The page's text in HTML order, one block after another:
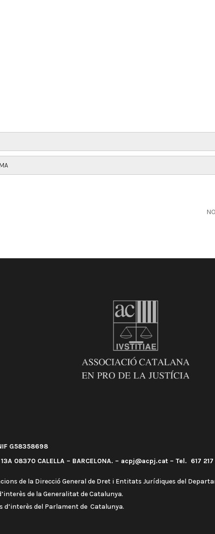
G58358698
08370 CALELLA – BARCELONA. – acpj@acpj.cat – Tel. 617
de la Direcció General de Dret i Entitats Jurídiques del
de la Generalitat de Catalunya.
d’interès del Parlament de Catalunya.